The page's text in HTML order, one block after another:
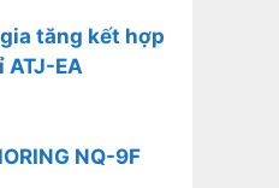
tăng kết hợp
ATJ-EA
NQ-9F